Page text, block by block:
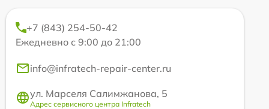
+7 (843) 254-50-42
Ежедневно с 9:00 до 21:00
info@infratech-repair-center.ru
ул. Марселя Салимжанова, 5
Адрес сервисного центра Infratech